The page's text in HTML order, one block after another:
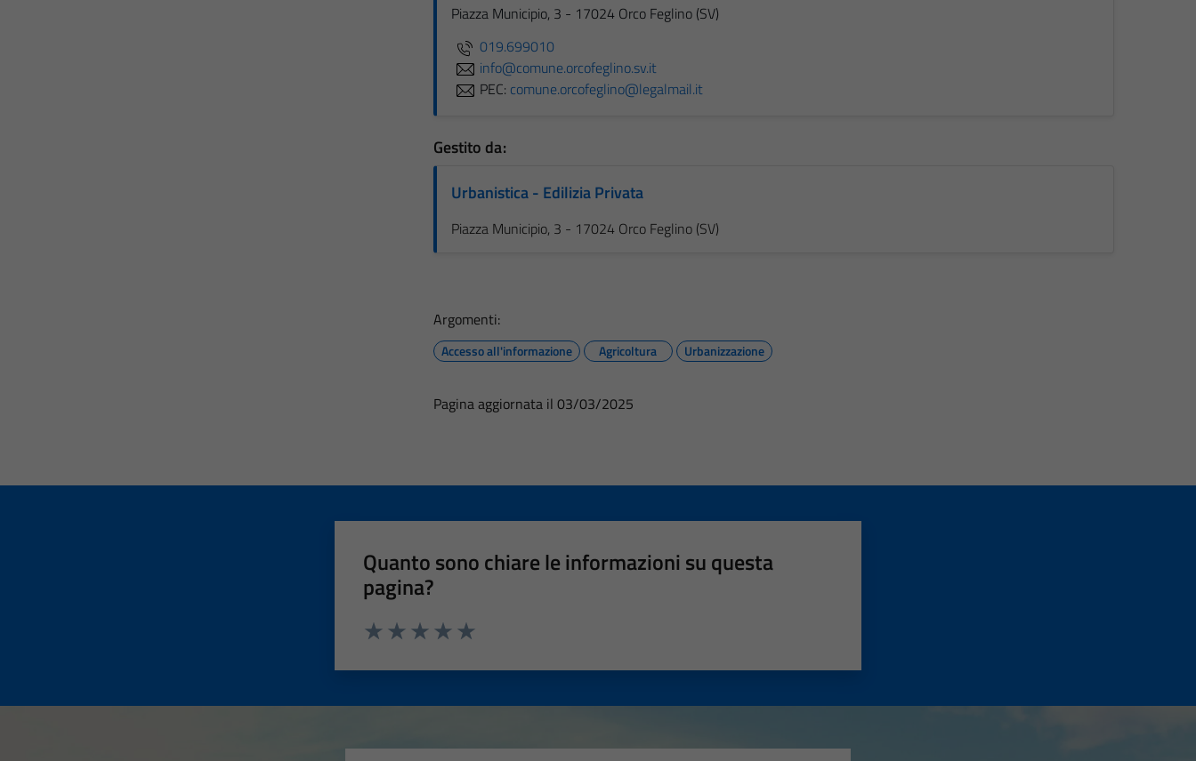
Piazza Municipio, 3 - 17024 Orco Feglino (SV)
019.699010
info@comune.orcofeglino.sv.it
PEC: comune.orcofeglino@legalmail.it
Gestito da:
Urbanistica - Edilizia Privata
Piazza Municipio, 3 - 17024 Orco Feglino (SV)
Argomenti:
Accesso all'informazione Agricoltura Urbanizzazione
Pagina aggiornata il 03/03/2025
Quanto sono chiare le informazioni su questa
pagina?